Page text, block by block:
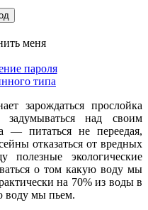
меня
пароля
типа
зарождаться прослойка
задумываться над своим
— питаться не переедая,
отказаться от вредных
полезные экологические
о том какую воду мы
на 70% из воды в
воду мы пьем.